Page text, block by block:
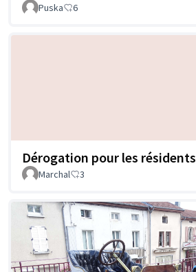
Puska 6
Dérogation pour les résidents
Marchal 3